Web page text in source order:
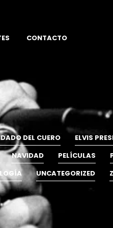
CONTACTO
DEL CUERO ELVIS
NAVIDAD PELÍCULAS
UNCATEGORIZED